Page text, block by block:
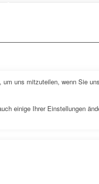
uns mitzuteilen, wenn Sie
einige Ihrer Einstellungen